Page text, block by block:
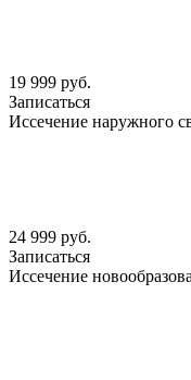
19 999 руб.
Записаться
Иссечение наружного
24 999 руб.
Записаться
Иссечение